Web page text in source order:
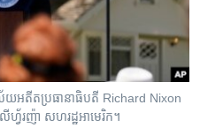
អតីត​ប្រធានាធិបតី Richard Nixon
ហ្វ័រញ៉ា សហរដ្ឋ​អាមេរិក។